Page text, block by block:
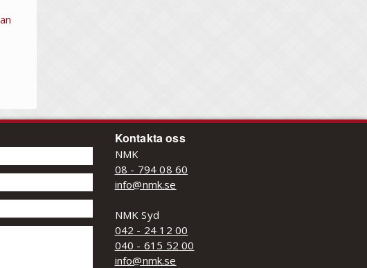
Kontakta oss
NMK
08 - 794 08 60
info@nmk.se
NMK Syd
042 - 24 12 00
040 - 615 52 00
info@nmk.se